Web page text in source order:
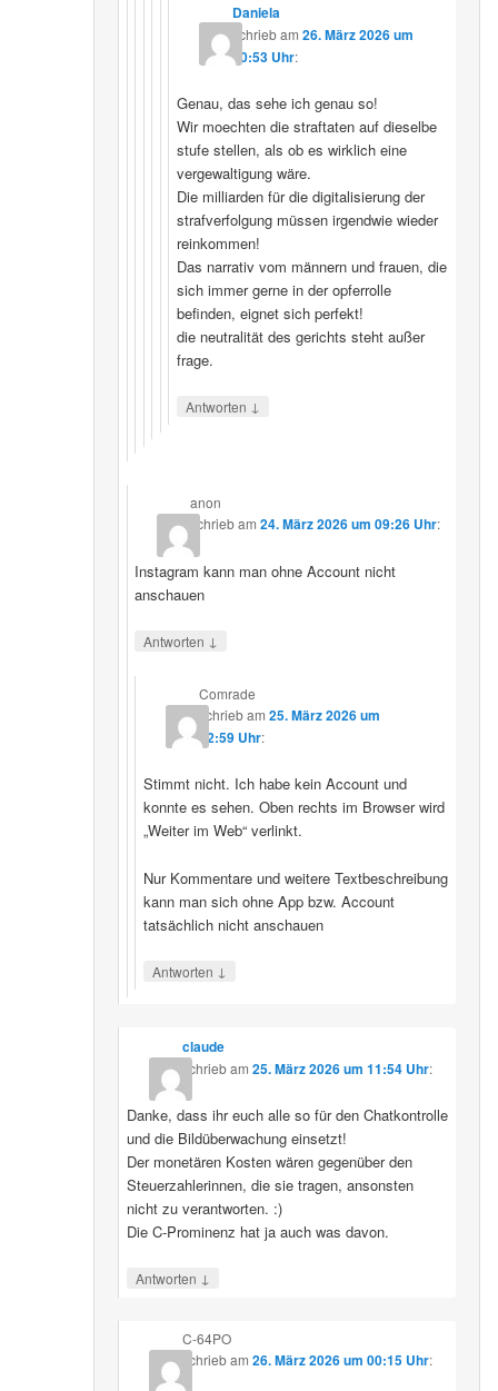
Daniela
schriebam 26. März 2026 um
10:53 Uhr:
Genau, das sehe ich genau so!
Wir moechten die straftaten auf dieselbe
stufe stellen, als ob es wirklich eine
vergewaltigung wäre.
Die milliarden für die digitalisierung der
strafverfolgung müssen irgendwie wieder
reinkommen!
Das narrativ vom männern und frauen, die
sich immer gerne in der opferrolle
befinden, eignet sich perfekt!
die neutralität des gerichts steht außer
frage.
Antworten ↓
anon
schriebam24. März 2026 um 09:26 Uhr:
Instagram kann man ohne Account nicht
anschauen
Antworten ↓
Comrade
schriebam 25. März 2026 um
12:59 Uhr:
Stimmt nicht. Ich habe kein Account und
konnte es sehen. Oben rechts im Browser wird
„Weiter im Web“ verlinkt.
Nur Kommentare und weitere Textbeschreibung
kann man sich ohne App bzw. Account
tatsächlich nicht anschauen
Antworten ↓
claude
schriebam 25. März 2026 um 11:54 Uhr:
Danke, dass ihr euch alle so für den Chatkontrolle
und die Bildüberwachung einsetzt!
Der monetären Kosten wären gegenüber den
Steuerzahlerinnen, die sie tragen, ansonsten
nicht zu verantworten. :)
Die C-Prominenz hat ja auch was davon.
Antworten ↓
C-64PO
schriebam 26. März 2026 um 00:15 Uhr: